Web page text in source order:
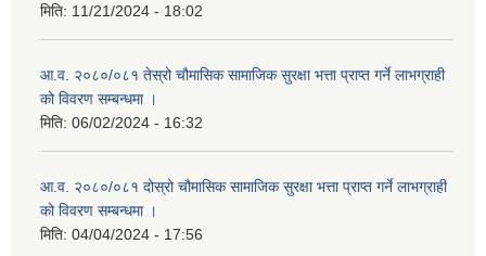
मिति: 11/21/2024 - 18:02
आ.व. २०८०/०८१ तेस्रो चौमासिक सामाजिक सुरक्षा भत्ता प्राप्त गर्ने लाभग्राही
को विवरण सम्बन्धमा ।
मिति: 06/02/2024 - 16:32
आ.व. २०८०/०८१ दोस्रो चौमासिक सामाजिक सुरक्षा भत्ता प्राप्त गर्ने लाभग्राही
को विवरण सम्बन्धमा ।
मिति: 04/04/2024 - 17:56